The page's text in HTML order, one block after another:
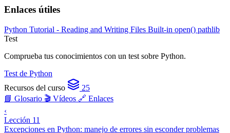
Enlaces útiles
Python Tutorial - Reading and Writing Files Built-in open() pathlib
Test
Comprueba tus conocimientos con un test sobre Python.
Test de Python
Recursos del curso
25
📘 Glosario 🎬 Vídeos 🔗 Enlaces
‹
Lección 11
Excepciones en Python: manejo de errores sin esconder problemas